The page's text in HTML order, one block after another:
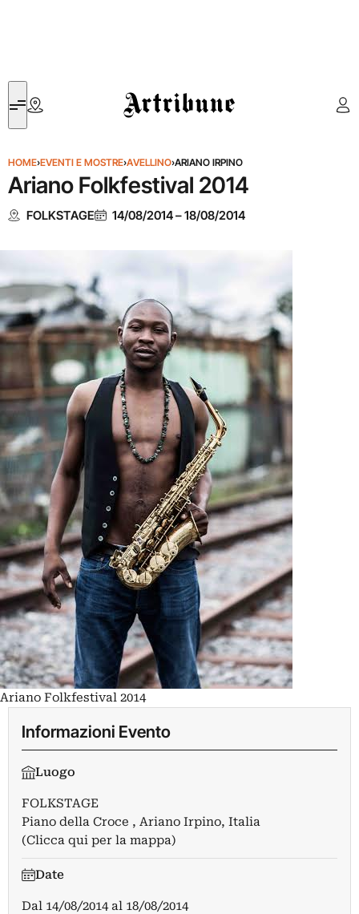
Artribune
HOME›EVENTI E MOSTRE›AVELLINO›ARIANO IRPINO
Ariano Folkfestival 2014
FOLKSTAGE 14/08/2014–18/08/2014
Ariano Folkfestival 2014
Informazioni Evento
Luogo
FOLKSTAGE
Piano della Croce , Ariano Irpino, Italia
(Clicca qui per la mappa)
Date
Dal 14/08/2014al 18/08/2014